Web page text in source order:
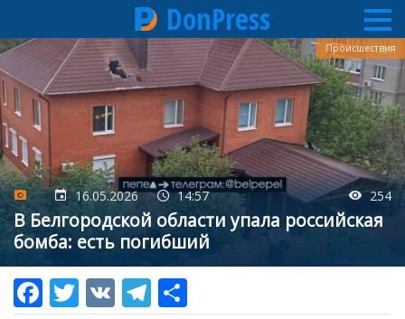
Перейти
к
основному
содержанию
DonPress
16.05.2026 14:57 254
В Белгородской области упала российская
бомба: есть погибший
Происшествия